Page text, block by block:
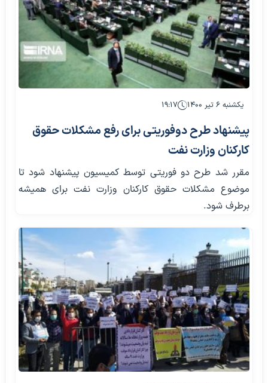
یکشنبه ۶ تیر ۱۴۰۰ ۱۹:۱۷
پیشنهاد طرح دوفوریتی برای رفع مشکلات حقوق
کارکنان وزارت نفت
مقرر شد طرح دو فوریتی توسط کمیسیون پیشنهاد شود تا
موضوع مشکلات حقوق کارکنان وزارت نفت برای همیشه
برطرف شود.